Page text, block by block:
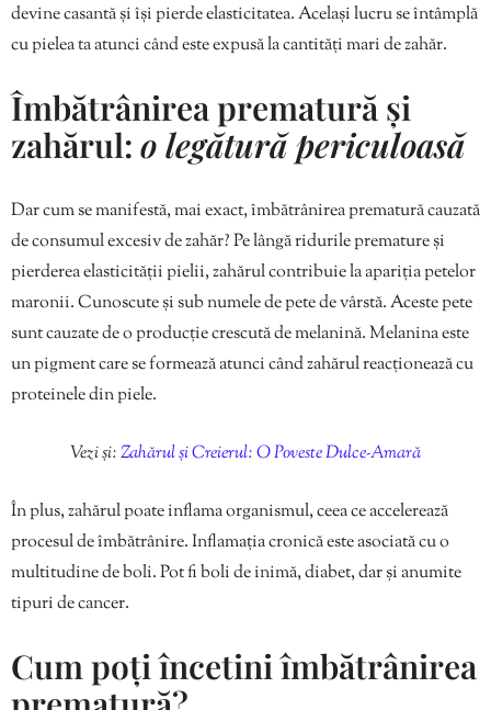
devine casantă și își pierde elasticitatea. Același lucru se întâmplă
cu pielea ta atunci când este expusă la cantități mari de zahăr.
Îmbătrânirea prematură și
zahărul: o legătură periculoasă
Dar cum se manifestă, mai exact, îmbătrânirea prematură cauzată
de consumul excesiv de zahăr? Pe lângă ridurile premature și
pierderea elasticității pielii, zahărul contribuie la apariția petelor
maronii. Cunoscute și sub numele de pete de vârstă. Aceste pete
sunt cauzate de o producție crescută de melanină. Melanina este
un pigment care se formează atunci când zahărul reacționează cu
proteinele din piele.
Vezi și:Zahărul și Creierul: O Poveste Dulce-Amară
În plus, zahărul poate inflama organismul, ceea ce accelerează
procesul de îmbătrânire. Inflamația cronică este asociată cu o
multitudine de boli. Pot fi boli de inimă, diabet, dar și anumite
tipuri de cancer.
Cum poți încetini îmbătrânirea